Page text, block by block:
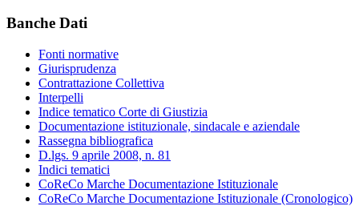
Banche Dati
Fonti normative
Giurisprudenza
Contrattazione Collettiva
Interpelli
Indice tematico Corte di Giustizia
Documentazione istituzionale, sindacale e aziendale
Rassegna bibliografica
D.lgs. 9 aprile 2008, n. 81
Indici tematici
CoReCo Marche Documentazione Istituzionale
CoReCo Marche Documentazione Istituzionale (Cronologico)